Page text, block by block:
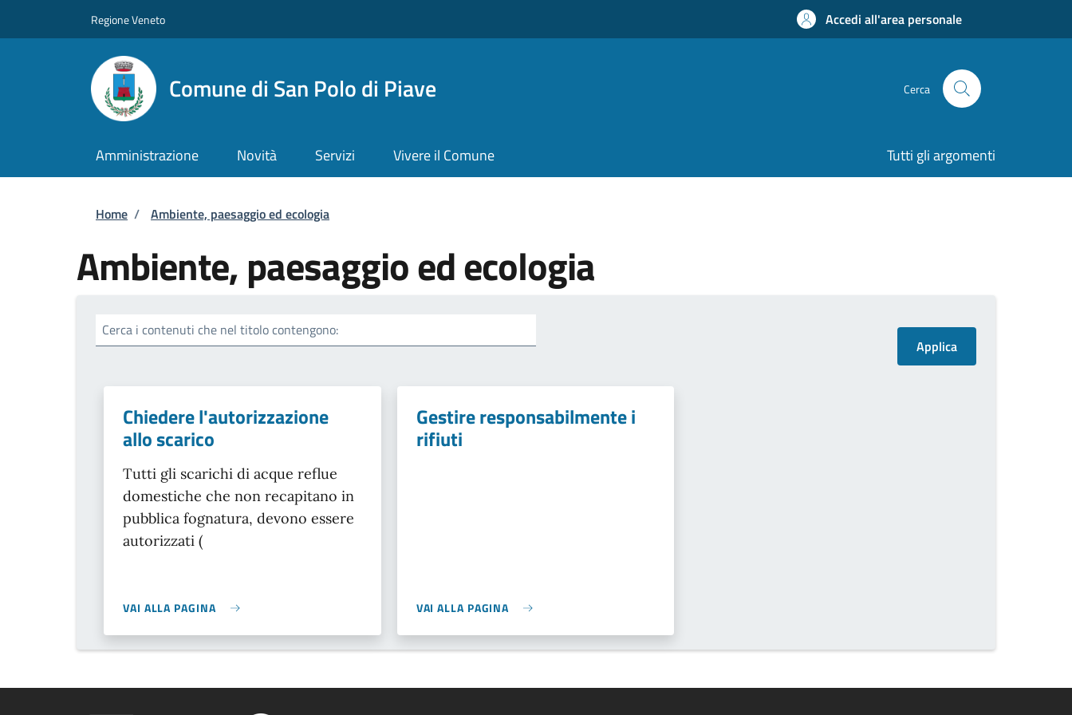
Regione Veneto Accedi all'area personale
Comune di San Polo di Piave Cerca
Amministrazione Novità Servizi Vivere il Comune Tutti gli argomenti
Briciole di pane
Home / Ambiente, paesaggio ed ecologia
Ambiente, paesaggio ed ecologia
Cerca i contenuti che nel titolo contengono:
Chiedere l'autorizzazione
allo scarico
Tutti gli scarichi di acque reflue
domestiche che non recapitano in
pubblica fognatura, devono essere
autorizzati (
VAI ALLA PAGINA
Gestire responsabilmente i
rifiuti
VAI ALLA PAGINA